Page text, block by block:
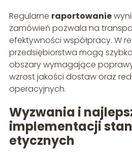
Regularne raportowanie
zamówień pozwala na
efektywności współpracy. W
przedsiębiorstwa mogą
obszary wymagające
wzrost jakości dostaw oraz
operacyjnych.
Wyzwania i
implementacji
etycznych